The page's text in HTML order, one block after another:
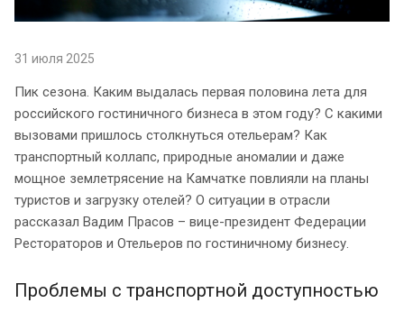
31 июля 2025
Пик сезона. Каким выдалась первая половина лета для
российского гостиничного бизнеса в этом году? С какими
вызовами пришлось столкнуться отельерам? Как
транспортный коллапс, природные аномалии и даже
мощное землетрясение на Камчатке повлияли на планы
туристов и загрузку отелей? О ситуации в отрасли
рассказал Вадим Прасов – вице-президент Федерации
Рестораторов и Отельеров по гостиничному бизнесу.
Проблемы с транспортной доступностью